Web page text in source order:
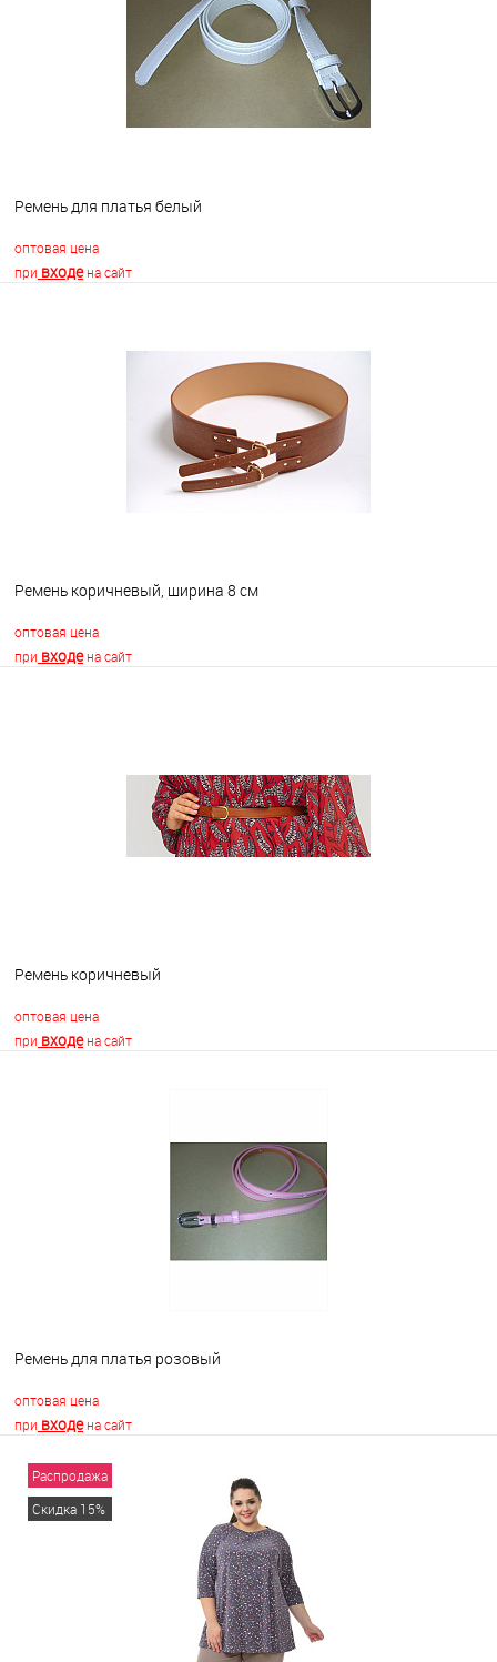
Недоступно
Ремень для платья белый
оптовая цена
при входена сайт
В наличии
Ремень коричневый, ширина 8 см
оптовая цена
при входена сайт
В наличии
Ремень коричневый
оптовая цена
при входена сайт
Недоступно
Ремень для платья розовый
оптовая цена
при входена сайт
В корзину
Распродажа
Скидка 15%